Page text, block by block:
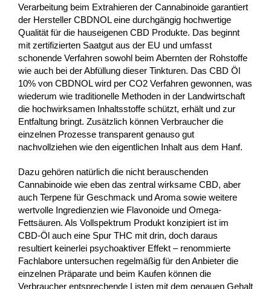
Verarbeitung beim Extrahieren der Cannabinoide garantiert
der Hersteller CBDNOL eine durchgängig hochwertige
Qualität für die hauseigenen CBD Produkte. Das beginnt
mit zertifizierten Saatgut aus der EU und umfasst
schonende Verfahren sowohl beim Abernten der Rohstoffe
wie auch bei der Abfüllung dieser Tinkturen. Das CBD Öl
10% von CBDNOL wird per CO2 Verfahren gewonnen, was
wiederum wie traditionelle Methoden in der Landwirtschaft
die hochwirksamen Inhaltsstoffe schützt, erhält und zur
Entfaltung bringt. Zusätzlich können Verbraucher die
einzelnen Prozesse transparent genauso gut
nachvollziehen wie den eigentlichen Inhalt aus dem Hanf.
Dazu gehören natürlich die nicht berauschenden
Cannabinoide wie eben das zentral wirksame CBD, aber
auch Terpene für Geschmack und Aroma sowie weitere
wertvolle Ingredienzien wie Flavonoide und Omega-
Fettsäuren. Als Vollspektrum Produkt konzipiert ist im
CBD-Öl auch eine Spur THC mit drin, doch daraus
resultiert keinerlei psychoaktiver Effekt – renommierte
Fachlabore untersuchen regelmäßig für den Anbieter die
einzelnen Präparate und beim Kaufen können die
Verbraucher entsprechende Listen mit dem genauen Gehalt